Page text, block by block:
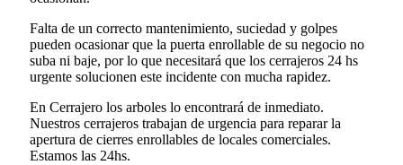
Falta de un correcto mantenimiento, suciedad y golpes
pueden ocasionar que la puerta enrollable de su negocio no
suba ni baje, por lo que necesitará que los cerrajeros 24 hs
urgente solucionen este incidente con mucha rapidez.
En Cerrajero los arboles lo encontrará de inmediato.
Nuestros cerrajeros trabajan de urgencia para reparar la
apertura de cierres enrollables de locales comerciales.
Estamos las 24hs.